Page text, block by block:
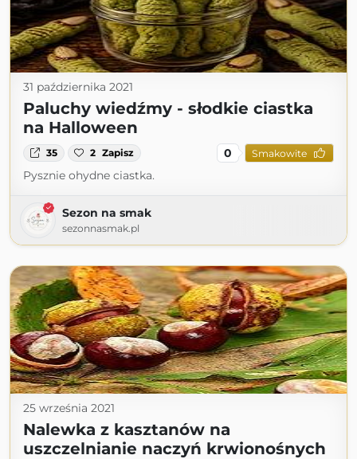
31 października 2021
Paluchy wiedźmy - słodkie ciastka
na Halloween
35 2 Zapisz 0 Smakowite
Pysznie ohydne ciastka.
Sezon na smak
sezonnasmak.pl
25 września 2021
Nalewka z kasztanów na
uszczelnianie naczyń krwionośnych